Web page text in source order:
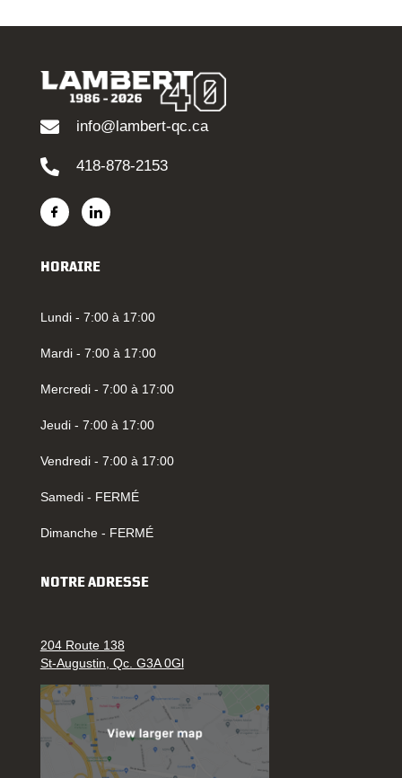
info@lambert-qc.ca
418-878-2153
HORAIRE
Lundi - 7:00 à 17:00
Mardi - 7:00 à 17:00
Mercredi - 7:00 à 17:00
Jeudi - 7:00 à 17:00
Vendredi - 7:00 à 17:00
Samedi - FERMÉ
Dimanche - FERMÉ
NOTRE ADRESSE
204 Route 138
St-Augustin, Qc. G3A 0Gl